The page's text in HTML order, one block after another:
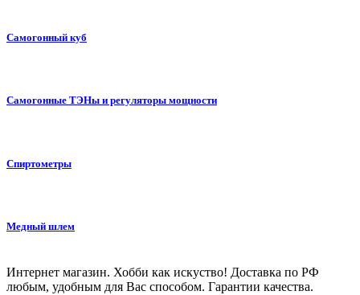
Самогонный куб
Самогонные ТЭНы и регуляторы мощности
Спиртометры
Медный шлем
Интернет магазин. Хобби как искуство! Доставка по РФ
любым, удобным для Вас способом. Гарантии качества.